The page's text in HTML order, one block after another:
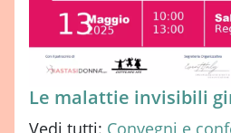
Le malattie invisibili
Vedi tutti: Convegni e